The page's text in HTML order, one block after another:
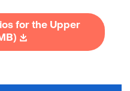
for the Upper